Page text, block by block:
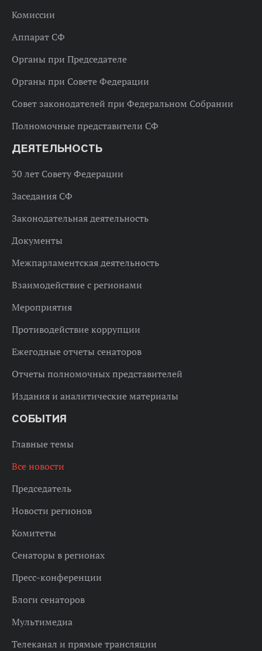
Комиссии
Аппарат СФ
Органы при Председателе
Органы при Совете Федерации
Совет законодателей при Федеральном Собрании
Полномочные представители СФ
ДЕЯТЕЛЬНОСТЬ
30 лет Совету Федерации
Заседания СФ
Законодательная деятельность
Документы
Межпарламентская деятельность
Взаимодействие с регионами
Мероприятия
Противодействие коррупции
Ежегодные отчеты сенаторов
Отчеты полномочных представителей
Издания и аналитические материалы
СОБЫТИЯ
Главные темы
Все новости
Председатель
Новости регионов
Комитеты
Сенаторы в регионах
Пресс-конференции
Блоги сенаторов
Мультимедиа
Телеканал и прямые трансляции